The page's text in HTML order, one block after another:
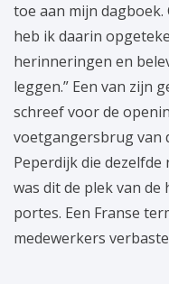
toe aan mijn dagboek.
heb ik daarin
herinneringen en
leggen.” Een van zijn
schreef voor de
voetgangersbrug van
Peperdijk die
was dit de plek van
portes. Een Franse
medewerkers